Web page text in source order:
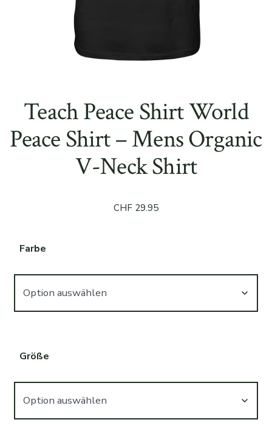
Teach Peace Shirt World
Peace Shirt – Mens Organic
V-Neck Shirt
CHF 29.95
Farbe
Größe